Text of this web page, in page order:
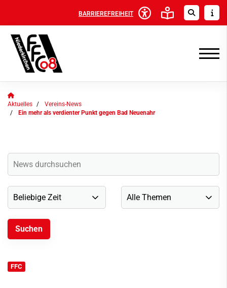
BARRIEREFREIHEIT
Aktuelles
Vereins-News
Ein mehr als verdienter Punkt gegen Bad Neuenahr
FFC